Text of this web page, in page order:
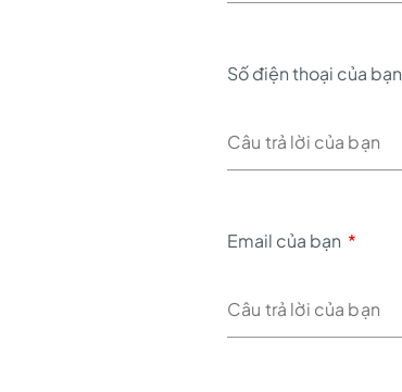
Số điện thoại của bạn
Email của bạn *